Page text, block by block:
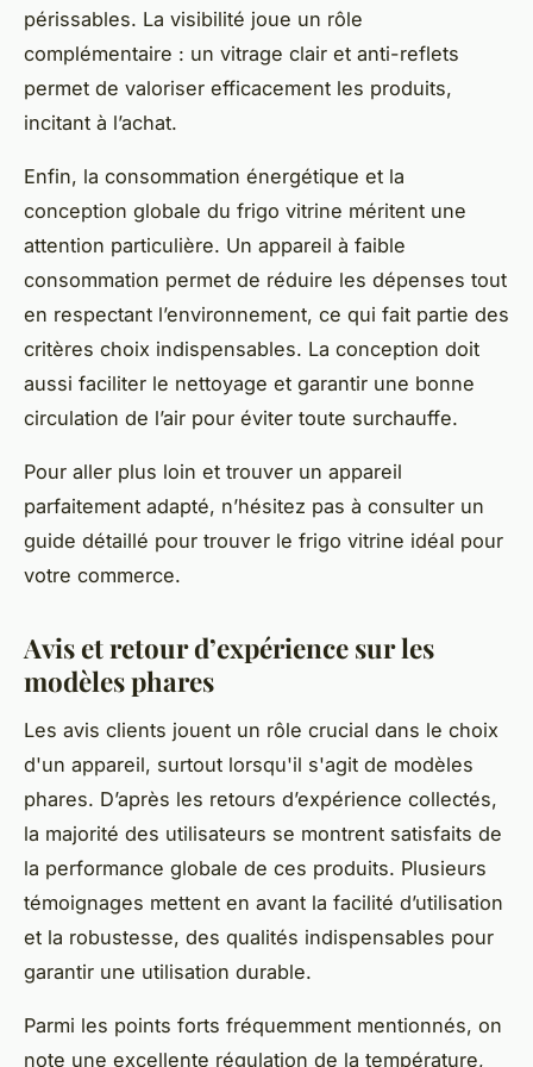
périssables. La visibilité joue un rôle
complémentaire : un vitrage clair et anti-reflets
permet de valoriser efficacement les produits,
incitant à l’achat.
Enfin, la consommation énergétique et la
conception globale du frigo vitrine méritent une
attention particulière. Un appareil à faible
consommation permet de réduire les dépenses tout
en respectant l’environnement, ce qui fait partie des
critères choix indispensables. La conception doit
aussi faciliter le nettoyage et garantir une bonne
circulation de l’air pour éviter toute surchauffe.
Pour aller plus loin et trouver un appareil
parfaitement adapté, n’hésitez pas à consulter un
guide détaillé pour trouver le frigo vitrine idéal pour
votre commerce.
Avis et retour d’expérience sur les
modèles phares
Les avis clients jouent un rôle crucial dans le choix
d'un appareil, surtout lorsqu'il s'agit de modèles
phares. D’après les retours d’expérience collectés,
la majorité des utilisateurs se montrent satisfaits de
la performance globale de ces produits. Plusieurs
témoignages mettent en avant la facilité d’utilisation
et la robustesse, des qualités indispensables pour
garantir une utilisation durable.
Parmi les points forts fréquemment mentionnés, on
note une excellente régulation de la température,